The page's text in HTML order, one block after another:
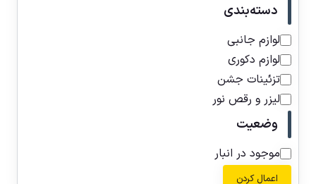
دسته‌بندی
لوازم جانبی
لوازم دکوری
تزئینات جشن
لیزر و رقص نور
وضعیت
موجود در انبار
اعمال کردن